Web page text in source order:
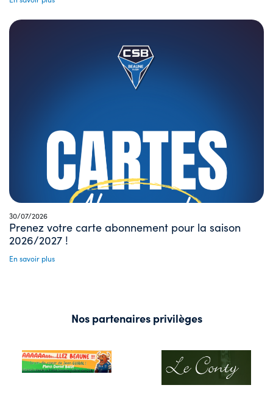
30/07/2026
Prenez votre carte abonnement pour la saison
2026/2027 !
En savoir plus
Nos partenaires privilèges